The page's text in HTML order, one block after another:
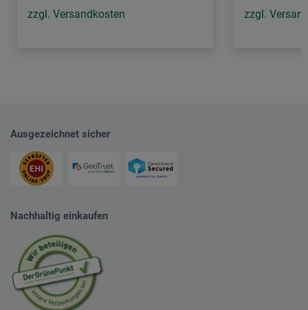
zzgl. Versandkosten zzgl.
Ausgezeichnet sicher
Nachhaltig einkaufen